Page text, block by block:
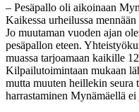
– Pesäpallo oli aikoinaan
Kaikessa urheilussa
Jo muutaman vuoden ajan
pesäpallon eteen.
muassa tarjoamaan kaikille
Kilpailutoimintaan mukaan
mutta muuten heillekin seura
harrastaminen Mynämäellä